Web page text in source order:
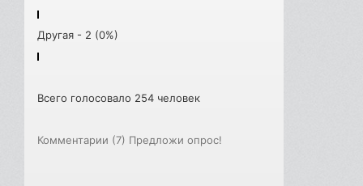
Другая - 2 (0%)
Всего голосовало 254 человек
Комментарии (7) Предложи опрос!